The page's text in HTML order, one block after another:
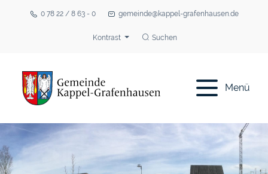
0 78 22 / 8 63 - 0 gemeinde@kappel-grafenhausen.de
Kontrast Suchen
Menü